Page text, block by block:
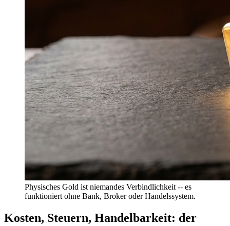
Physisches Gold ist niemandes Verbindlichkeit -- es
funktioniert ohne Bank, Broker oder Handelssystem.
Kosten, Steuern, Handelbarkeit: der